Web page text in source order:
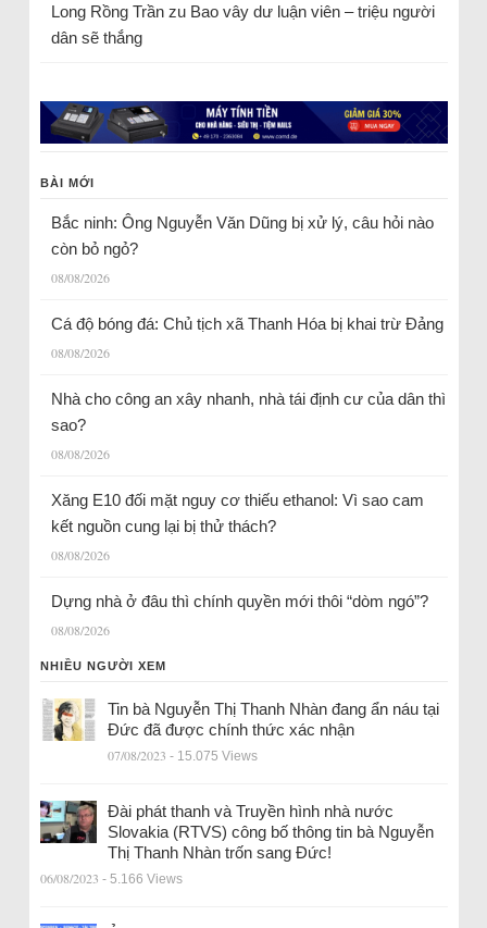
Long Rồng Trầnzu Bao vây dư luận viên – triệu người
dân sẽ thắng
BÀI MỚI
Bắc ninh: Ông Nguyễn Văn Dũng bị xử lý, câu hỏi nào
còn bỏ ngỏ?
08/08/2026
Cá độ bóng đá: Chủ tịch xã Thanh Hóa bị khai trừ Đảng
08/08/2026
Nhà cho công an xây nhanh, nhà tái định cư của dân thì
sao?
08/08/2026
Xăng E10 đối mặt nguy cơ thiếu ethanol: Vì sao cam
kết nguồn cung lại bị thử thách?
08/08/2026
Dựng nhà ở đâu thì chính quyền mới thôi “dòm ngó”?
08/08/2026
NHIỀU NGƯỜI XEM
Tin bà Nguyễn Thị Thanh Nhàn đang ẩn náu tại
Đức đã được chính thức xác nhận
07/08/2023 - 15.075 Views
Đài phát thanh và Truyền hình nhà nước
Slovakia (RTVS) công bố thông tin bà Nguyễn
Thị Thanh Nhàn trốn sang Đức!
06/08/2023 - 5.166 Views